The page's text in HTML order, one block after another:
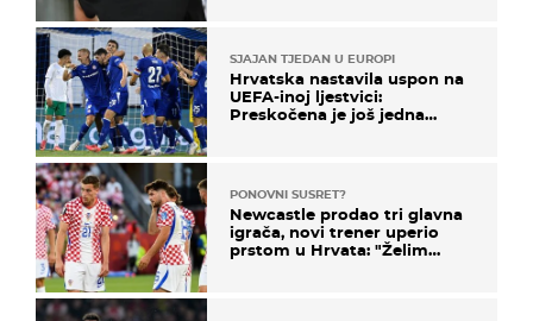
SJAJAN TJEDAN U EUROPI
Hrvatska nastavila uspon na
UEFA-inoj ljestvici:
Preskočena je još jedna
PONOVNI SUSRET?
Newcastle prodao tri glavna
igrača, novi trener uperio
prstom u Hrvata: "Želim